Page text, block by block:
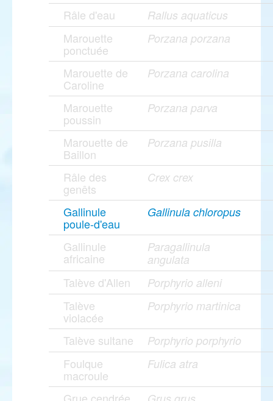
Râle d'eau Rallus aquaticus
Marouette
ponctuée
Porzana porzana
Marouette de
Caroline
Porzana carolina
Marouette
poussin
Porzana parva
Marouette de
Baillon
Porzana pusilla
Râle des
genêts
Crex crex
Gallinule
poule-d'eau
Gallinula chloropus
Gallinule
africaine
Paragallinula
angulata
Talève d'Allen Porphyrio alleni
Talève
violacée
Porphyrio martinica
Talève sultane Porphyrio porphyrio
Foulque
macroule
Fulica atra